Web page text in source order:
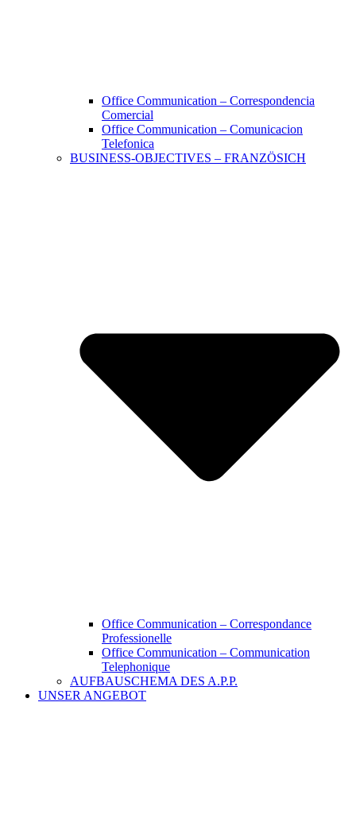
Office Communication – Correspondencia
Comercial
Office Communication – Comunicacion
Telefonica
BUSINESS-OBJECTIVES – FRANZÖSICH
Office Communication – Correspondance
Professionelle
Office Communication – Communication
Telephonique
AUFBAUSCHEMA DES A.P.P.
UNSER ANGEBOT